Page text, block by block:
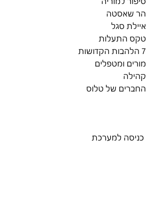
הר שאסטה
איילת סגל
טקס התעלות
7 הלהבות הקדושות
מורים ומטפלים
קהילה
החברים של טלוס
כניסה למערכת